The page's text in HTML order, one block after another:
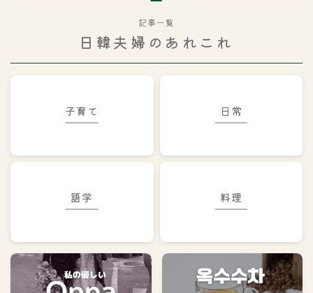
記事一覧
日韓夫婦のあれこれ
子育て 日常
語学 料理